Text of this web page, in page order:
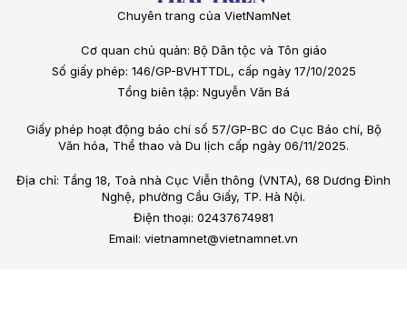
Chuyên trang của VietNamNet
Cơ quan chủ quản: Bộ Dân tộc và Tôn giáo
Số giấy phép: 146/GP-BVHTTDL, cấp ngày 17/10/2025
Tổng biên tập: Nguyễn Văn Bá
Giấy phép hoạt động báo chí số 57/GP-BC do Cục Báo chí, Bộ
Văn hóa, Thể thao và Du lịch cấp ngày 06/11/2025.
Địa chỉ: Tầng 18, Toà nhà Cục Viễn thông (VNTA), 68 Dương Đình
Nghệ, phường Cầu Giấy, TP. Hà Nội.
Điện thoại: 02437674981
Email: vietnamnet@vietnamnet.vn